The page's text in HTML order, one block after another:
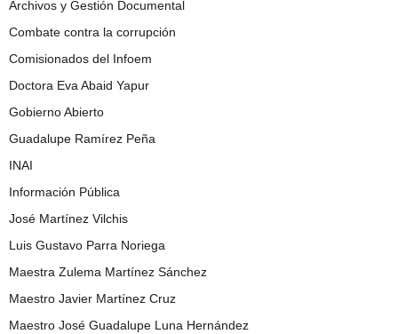
Archivos y Gestión Documental
Combate contra la corrupción
Comisionados del Infoem
Doctora Eva Abaid Yapur
Gobierno Abierto
Guadalupe Ramírez Peña
INAI
Información Pública
José Martínez Vilchis
Luis Gustavo Parra Noriega
Maestra Zulema Martínez Sánchez
Maestro Javier Martínez Cruz
Maestro José Guadalupe Luna Hernández